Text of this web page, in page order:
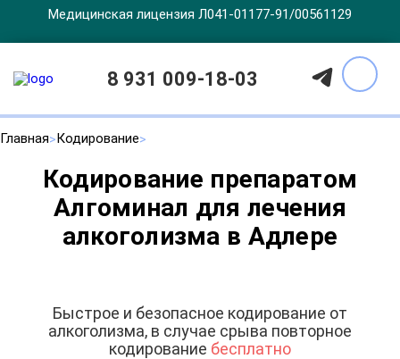
Медицинская лицензия Л041-01177-91/00561129
8 931 009-18-03
Главная Кодирование
Кодирование препаратом
Алгоминал для лечения
алкоголизма в Адлере
Быстрое и безопасное кодирование от
алкоголизма, в случае срыва повторное
кодирование бесплатно